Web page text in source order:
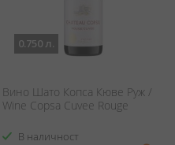
0.750 л.
Вино Шато Копса Кюве Руж /
Wine Copsa Cuvee Rouge
В наличност